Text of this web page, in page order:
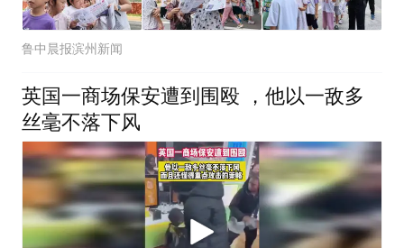
鲁中晨报滨州新闻
英国一商场保安遭到围殴 ，他以一敌多
丝毫不落下风